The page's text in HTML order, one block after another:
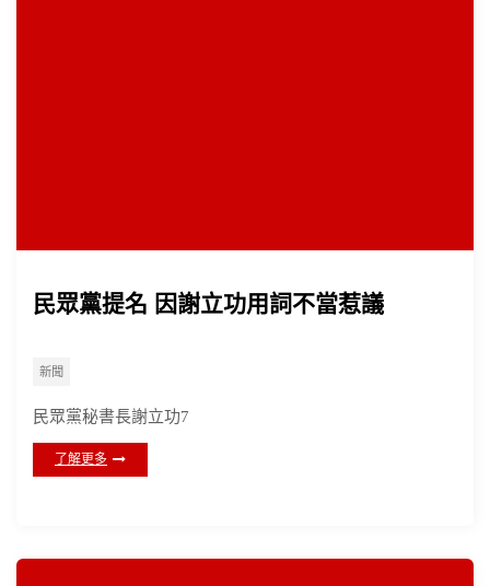
民眾黨提名 因謝立功用詞不當惹議
新聞
民眾黨秘書長謝立功7
了解更多